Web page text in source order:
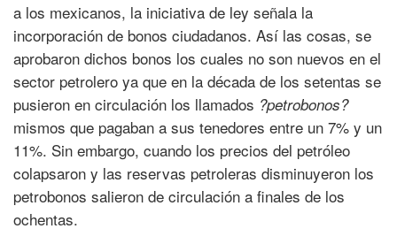
a los mexicanos, la iniciativa de ley señala la
incorporación de bonos ciudadanos. Así las cosas, se
aprobaron dichos bonos los cuales no son nuevos en el
sector petrolero ya que en la década de los setentas se
pusieron en circulación los llamados ?petrobonos?
mismos que pagaban a sus tenedores entre un 7% y un
11%. Sin embargo, cuando los precios del petróleo
colapsaron y las reservas petroleras disminuyeron los
petrobonos salieron de circulación a finales de los
ochentas.